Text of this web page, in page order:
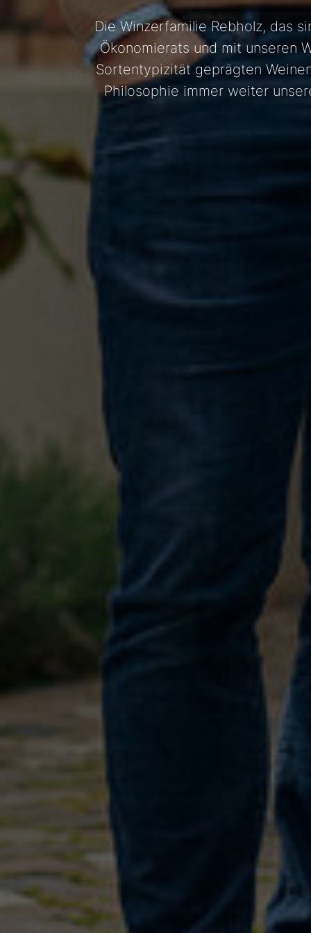
Die Winzerfamilie Rebholz, das
Ökonomierats und mit unseren
Sortentypizität geprägten
Philosophie immer weiter